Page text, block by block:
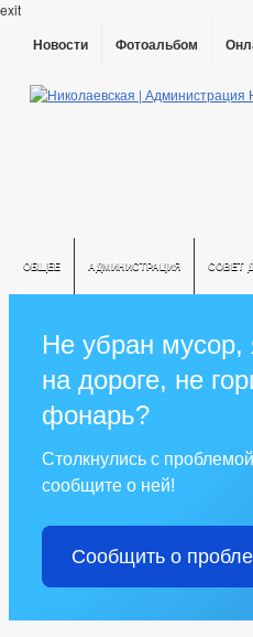
exit
Новости Фотоальбом
ОБЩЕЕ АДМИНИСТРАЦИЯ СОВЕТ
Не убран мусор,
на дороге, не
фонарь?
Столкнулись с
сообщите о ней!
Сообщить о